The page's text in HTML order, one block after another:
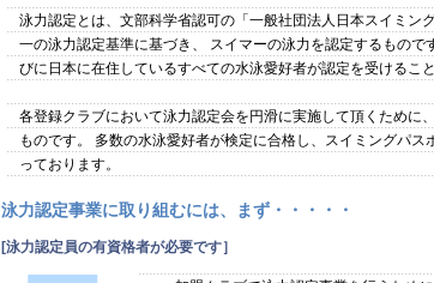
泳力認定とは、文部科学省認可の「一般社団法人日本スイミン
一の泳力認定基準に基づき、 スイマーの泳力を認定するもので
びに日本に在住しているすべての水泳愛好者が認定を受けること
各登録クラブにおいて泳力認定会を円滑に実施して頂くために
ものです。 多数の水泳愛好者が検定に合格し、スイミングパス
っております。
泳力認定事業に取り組むには、まず・・・・・
[泳力認定員の有資格者が必要です］